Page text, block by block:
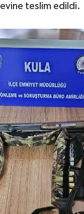
teslim edildi.